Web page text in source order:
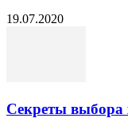
19.07.2020
Секреты выбора